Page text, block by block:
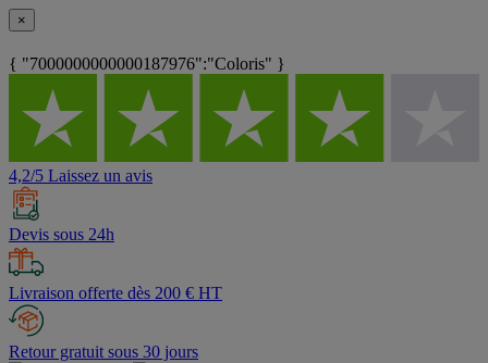
×
{ "7000000000000187976":"Coloris" }
4,2/5 Laissez un avis
Devis sous 24h
Livraison offerte dès 200 € HT
Retour gratuit sous 30 jours